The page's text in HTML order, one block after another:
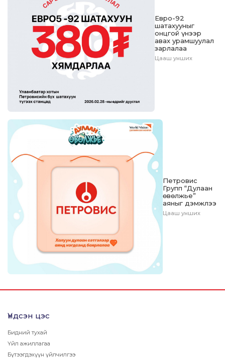
Евро-92
шатахууныг
онцгой үнээр
авах урамшуулал
зарлалаа
Цааш унших
Петровис
Групп “Дулаан
өвөлжье”
аяныг дэмжлээ
Цааш унших
Үндсэн цэс
Бидний тухай
Үйл ажиллагаа
Бүтээгдэхүүн үйлчилгээ